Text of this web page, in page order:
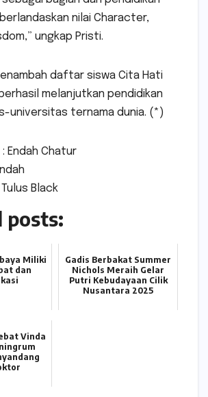
nilai Character,
ungkap Pristi.
daftar siswa Cita Hati
melanjutkan pendidikan
universitas ternama dunia. (*)
: Endah Chatur
Tulus Black
posts:
Miliki
dan
Gadis Berbakat Summer
Nichols Meraih Gelar
Putri Kebudayaan Cilik
Nusantara 2025
Vinda